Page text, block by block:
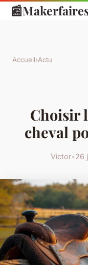
📰
Accueil›Actu
Choisir
cheval
Victor•26